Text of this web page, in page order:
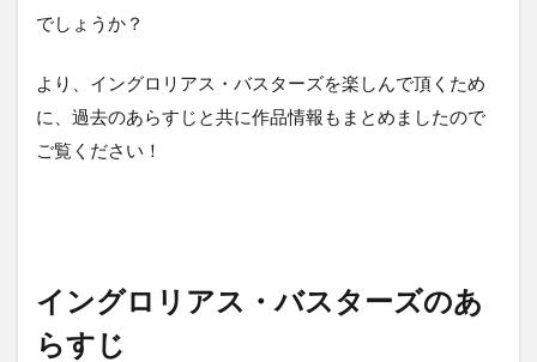
でしょうか？
より、イングロリアス・バスターズを楽しんで頂くため
に、過去のあらすじと共に作品情報もまとめましたので
ご覧ください！
イングロリアス・バスターズのあ
らすじ